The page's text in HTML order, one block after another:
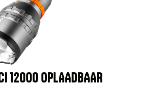
12000 OPLAADBAAR